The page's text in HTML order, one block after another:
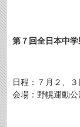
第７回全日本中
日程：７月２、３
会場：野幌運動